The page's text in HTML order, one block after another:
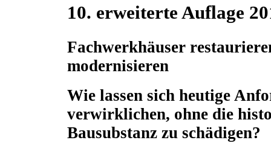
10. erweiterte Auflage
Fachwerkhäuser
modernisieren
Wie lassen sich heutige
verwirklichen, ohne die
Bausubstanz zu schädigen?